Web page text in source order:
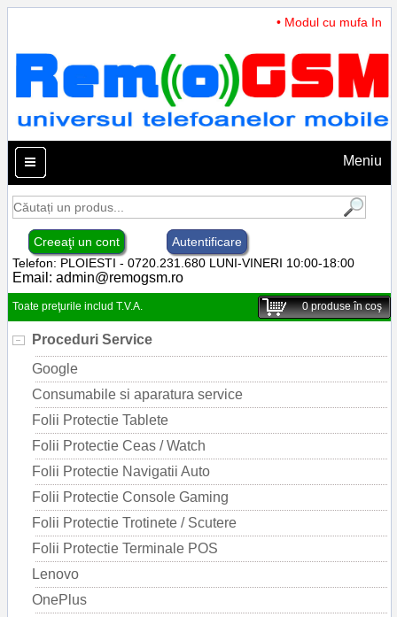
• Modul cu mufa
Meniu
Creeaţi un cont
Autentificare
Telefon: PLOIESTI - 0720.231.680 LUNI-VINERI 10:00-18:00
Email: admin@remogsm.ro
Toate preţurile includ T.V.A. 0produse în coş
Proceduri Service
Google
Consumabile si aparatura service
Folii Protectie Tablete
Folii Protectie Ceas / Watch
Folii Protectie Navigatii Auto
Folii Protectie Console Gaming
Folii Protectie Trotinete / Scutere
Folii Protectie Terminale POS
Lenovo
OnePlus